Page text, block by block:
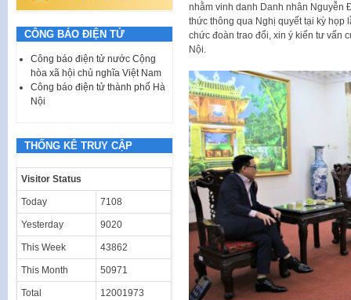
nhằm vinh danh Danh nhân
thức thông qua Nghị quyết tại kỳ họp
chức đoàn trao đổi, xin ý kiến tư vấn
Nội.
CÔNG BÁO ĐIỆN TỬ
Công báo điện tử nước Cộng
hòa xã hội chủ nghĩa Việt Nam
Công báo điện tử thành phố Hà
Nội
THỐNG KÊ TRUY CẬP
Visitor Status
Today 7108
Yesterday 9020
This Week 43862
This Month 50971
Total 12001973